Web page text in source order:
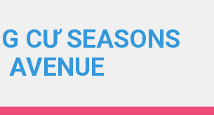
CƯ SEASONS
AVENUE